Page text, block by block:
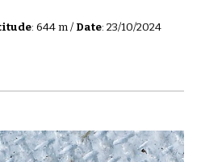
: 644 m / Date: 23/10/2024